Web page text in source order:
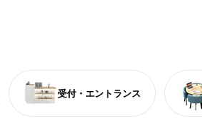
受付・エントランス